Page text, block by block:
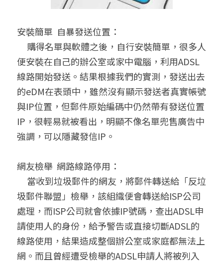
安裝簡單  自暴發送位置：
便安裝在自己的辦公室或家中電腦，利用ADSL
線路開始發送。結果根據我們的實測，發送出去
的eDM在表頭中，雖然沒有顯示發送者真實帳號
與IP位置，但郵件原始編碼中仍然帶有發送位置
IP，很輕易就被看出，明顯不像名單兜售廣告中
強調，可以隱藏發信IP。
網友檢舉  網路線路停用：
圾郵件聯盟」檢舉，該組織便會轉送給ISP公司
處理，而ISP公司就會依據IP號碼，查出ADSL申
請使用人的身份，給予警告或直接切斷ADSL的
線路使用，結果造成整個辦公室或家庭都無法上
網。而且曾經遭受檢舉的ADSL申請人將被列入